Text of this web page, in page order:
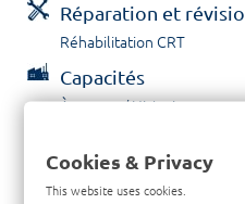
Réparation et
Réhabilitation CRT
Capacités
À propos / Historique
Contactez nous
Cookies & Privacy
This website uses cookies.